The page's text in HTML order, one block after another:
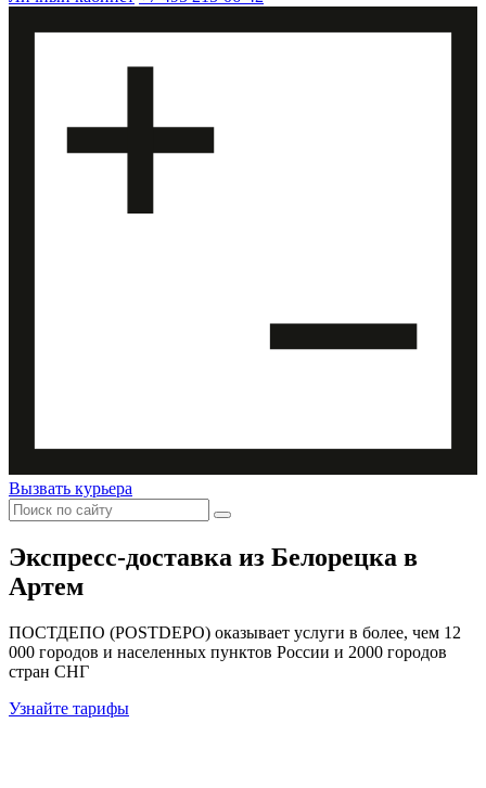
Вызвать курьера
Экспресс-доставка из Белорецка в
Артем
ПОСТДЕПО (POSTDEPO) оказывает услуги в более, чем 12
000 городов и населенных пунктов России и 2000 городов
стран СНГ
Узнайте тарифы